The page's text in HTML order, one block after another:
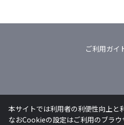
ご利用ガイ
本サイトでは利用者の利便性向上と
なおCookieの設定はご利用のブラ